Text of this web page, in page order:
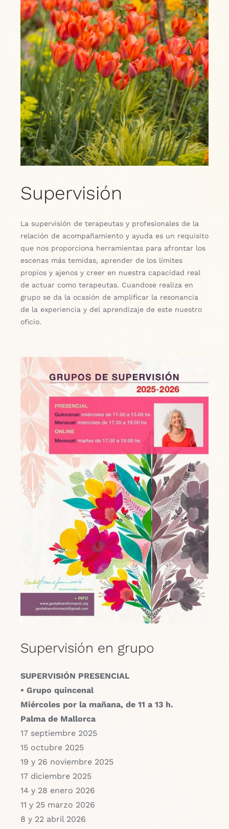
Supervisión
La supervisión de terapeutas y profesionales de la
relación de acompañamiento y ayuda es un requisito
que nos proporciona herramientas para afrontar los
escenas más temidas, aprender de los límites
propios y ajenos y creer en nuestra capacidad real
de actuar como terapeutas. Cuandose realiza en
grupo se da la ocasión de amplificar la resonancia
de la experiencia y del aprendizaje de este nuestro
oficio.
Supervisión en grupo
SUPERVISIÓN PRESENCIAL
• Grupo quincenal
Miércoles por la mañana, de 11 a 13 h.
Palma de Mallorca
17 septiembre 2025
15 octubre 2025
19 y 26 noviembre 2025
17 diciembre 2025
14 y 28 enero 2026
11 y 25 marzo 2026
8 y 22 abril 2026